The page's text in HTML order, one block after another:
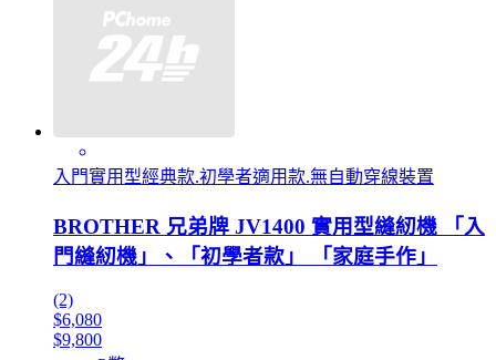
入門實用型經典款.初學者適用款.無自動穿線裝置
BROTHER 兄弟牌 JV1400 實用型縫紉機 「入
門縫紉機」、「初學者款」 「家庭手作」
(2)
$6,080
$9,800